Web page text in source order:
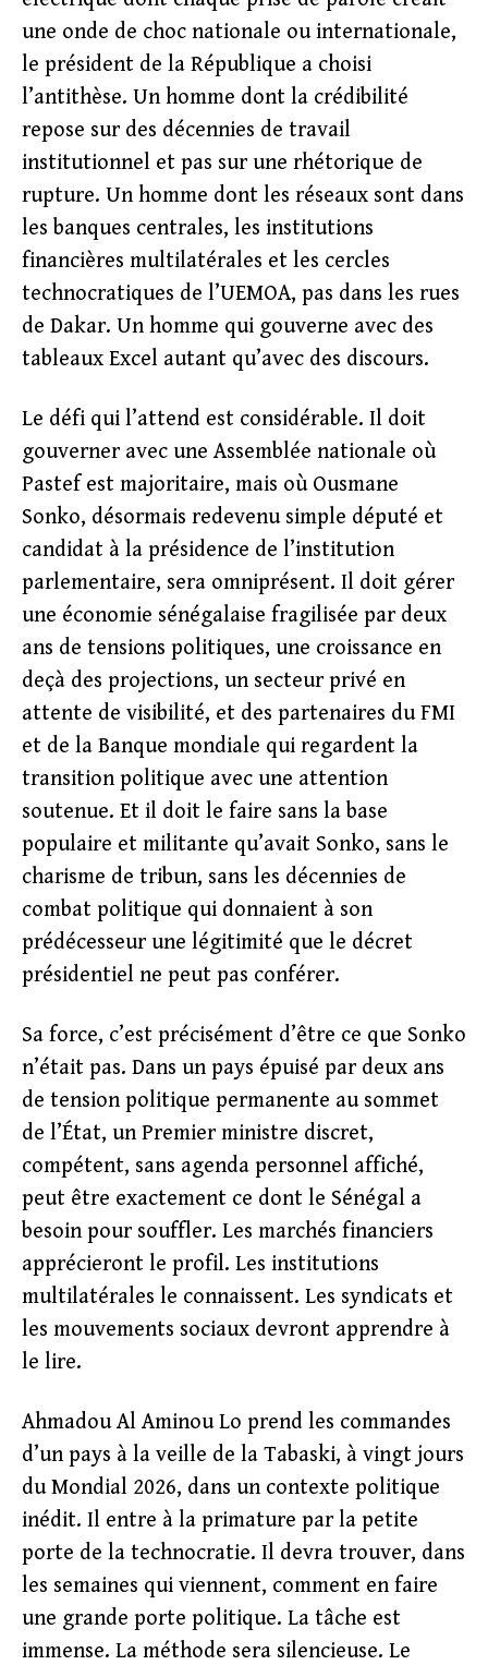
une onde de choc nationale ou internationale,
le président de la République a choisi
l’antithèse. Un homme dont la crédibilité
repose sur des décennies de travail
institutionnel et pas sur une rhétorique de
rupture. Un homme dont les réseaux sont dans
les banques centrales, les institutions
financières multilatérales et les cercles
technocratiques de l’UEMOA, pas dans les rues
de Dakar. Un homme qui gouverne avec des
tableaux Excel autant qu’avec des discours.
Le défi qui l’attend est considérable. Il doit
gouverner avec une Assemblée nationale où
Pastef est majoritaire, mais où Ousmane
Sonko, désormais redevenu simple député et
candidat à la présidence de l’institution
parlementaire, sera omniprésent. Il doit gérer
une économie sénégalaise fragilisée par deux
ans de tensions politiques, une croissance en
deçà des projections, un secteur privé en
attente de visibilité, et des partenaires du FMI
et de la Banque mondiale qui regardent la
transition politique avec une attention
soutenue. Et il doit le faire sans la base
populaire et militante qu’avait Sonko, sans le
charisme de tribun, sans les décennies de
combat politique qui donnaient à son
prédécesseur une légitimité que le décret
présidentiel ne peut pas conférer.
Sa force, c’est précisément d’être ce que Sonko
n’était pas. Dans un pays épuisé par deux ans
de tension politique permanente au sommet
de l’État, un Premier ministre discret,
compétent, sans agenda personnel affiché,
peut être exactement ce dont le Sénégal a
besoin pour souffler. Les marchés financiers
apprécieront le profil. Les institutions
multilatérales le connaissent. Les syndicats et
les mouvements sociaux devront apprendre à
le lire.
Ahmadou Al Aminou Lo prend les commandes
d’un pays à la veille de la Tabaski, à vingt jours
du Mondial 2026, dans un contexte politique
inédit. Il entre à la primature par la petite
porte de la technocratie. Il devra trouver, dans
les semaines qui viennent, comment en faire
une grande porte politique. La tâche est
immense. La méthode sera silencieuse. Le